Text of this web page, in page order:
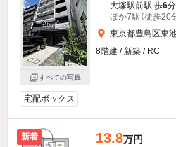
すべての写真
大塚駅前駅 歩6
ほか7駅（徒歩20
東京都豊島区東
8階建 / 新築 / RC
宅配ボックス
新着 13.8万円